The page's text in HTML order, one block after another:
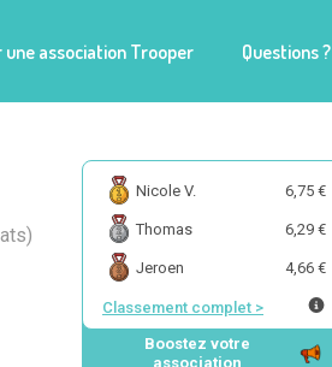
une association Trooper Questions ?
Nicole V. 6,75 €
Thomas 6,29 €
Jeroen 4,66 €
Classement complet >
Boostez votre
association